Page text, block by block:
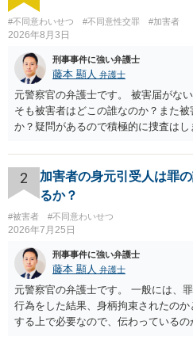
#不同意わいせつ #不同意性交罪 #加害者
2026年8月3日
刑事事件に強い弁護士
藤本 顯人 弁護士
元警察官の弁護士です。 被害届がな
そも被害者はどこの誰なのか？また
か？疑問があるので積極的に捜査は
2
加害者の身元引受人は罪
るか？
#被害者 #不同意わいせつ
2026年7月25日
刑事事件に強い弁護士
藤本 顯人 弁護士
元警察官の弁護士です。 一般には、
行為をした結果、身柄拘束されたの
する上で必要なので、伝わっている